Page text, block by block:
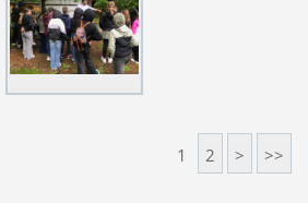
1 2 > >>